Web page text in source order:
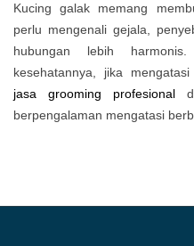
Kucing galak memang
perlu mengenali gejala,
hubungan lebih
kesehatannya, jika
jasa grooming profesional
berpengalaman mengatasi